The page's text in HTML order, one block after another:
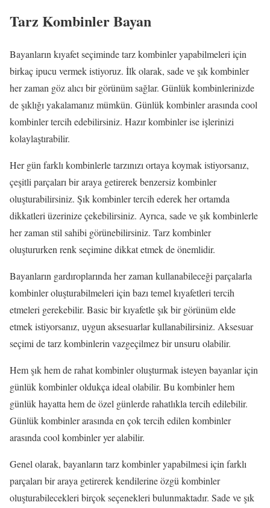
Tarz Kombinler Bayan
Bayanların kıyafet seçiminde tarz kombinler yapabilmeleri için
birkaç ipucu vermek istiyoruz. İlk olarak, sade ve şık kombinler
her zaman göz alıcı bir görünüm sağlar. Günlük kombinlerinizde
de şıklığı yakalamanız mümkün. Günlük kombinler arasında cool
kombinler tercih edebilirsiniz. Hazır kombinler ise işlerinizi
kolaylaştırabilir.
Her gün farklı kombinlerle tarzınızı ortaya koymak istiyorsanız,
çeşitli parçaları bir araya getirerek benzersiz kombinler
oluşturabilirsiniz. Şık kombinler tercih ederek her ortamda
dikkatleri üzerinize çekebilirsiniz. Ayrıca, sade ve şık kombinlerle
her zaman stil sahibi görünebilirsiniz. Tarz kombinler
oluştururken renk seçimine dikkat etmek de önemlidir.
Bayanların gardıroplarında her zaman kullanabileceği parçalarla
kombinler oluşturabilmeleri için bazı temel kıyafetleri tercih
etmeleri gerekebilir. Basic bir kıyafetle şık bir görünüm elde
etmek istiyorsanız, uygun aksesuarlar kullanabilirsiniz. Aksesuar
seçimi de tarz kombinlerin vazgeçilmez bir unsuru olabilir.
Hem şık hem de rahat kombinler oluşturmak isteyen bayanlar için
günlük kombinler oldukça ideal olabilir. Bu kombinler hem
günlük hayatta hem de özel günlerde rahatlıkla tercih edilebilir.
Günlük kombinler arasında en çok tercih edilen kombinler
arasında cool kombinler yer alabilir.
Genel olarak, bayanların tarz kombinler yapabilmesi için farklı
parçaları bir araya getirerek kendilerine özgü kombinler
oluşturabilecekleri birçok seçenekleri bulunmaktadır. Sade ve şık